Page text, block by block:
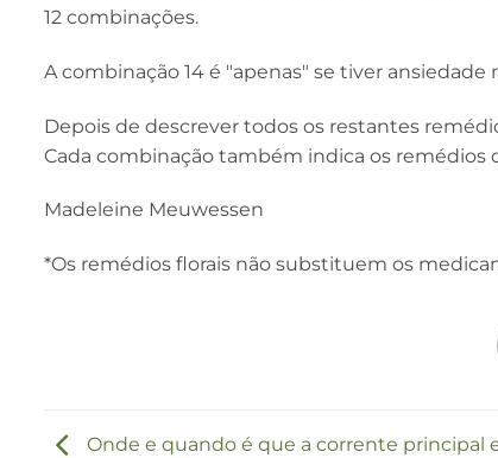
12 combinações.
A combinação 14 é "apenas" se tiver
Depois de descrever todos os restantes
Cada combinação também indica os remédios
Madeleine Meuwessen
*Os remédios florais não substituem os
Onde e quando é que a corrente principal